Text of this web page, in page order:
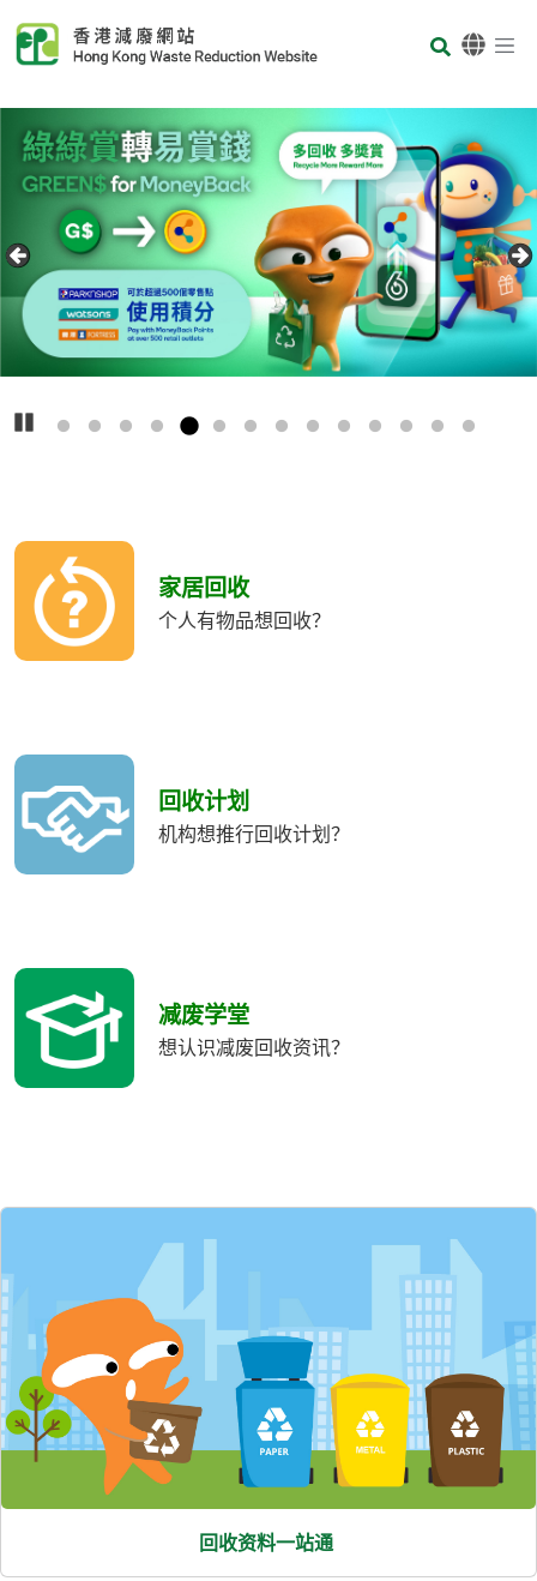
Body
首页
播放
Carousel Item
收
類
別
家居回收
个人有物品想回收？
回收计划
机构想推行回收计划？
减废学堂
想认识减废回收资讯？
門
目
回收资料一站通